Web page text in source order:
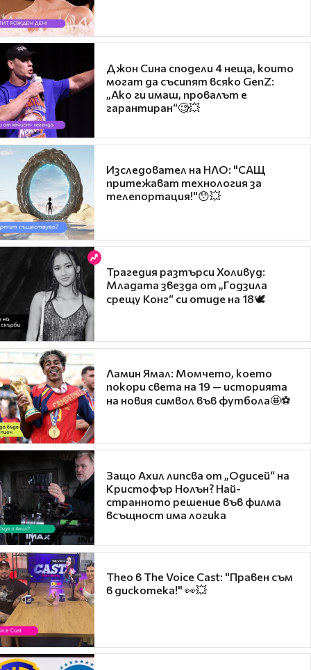
Джон Сина сподели 4 неща, които
могат да съсипят всяко GenZ:
„Ако ги имаш, провалът е
гарантиран“🧐💥
Изследовател на НЛО: "САЩ
притежават технология за
телепортация!"😯💥
Трагедия разтърси Холивуд:
Младата звезда от „Годзила
срещу Конг“ си отиде на 18🕊️
Ламин Ямал: Момчето, което
покори света на 19 — историята
на новия символ във футбола🤩⚽
Защо Ахил липсва от „Одисей“ на
Кристофър Нолън? Най-
странното решение във филма
всъщност има логика
Theo в The Voice Cast: "Правен съм
в дискотека!" 👀💥